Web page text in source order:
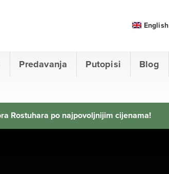
Predavanja Putopisi Blog
English
Rostuhara po najpovoljnijim cijenama!